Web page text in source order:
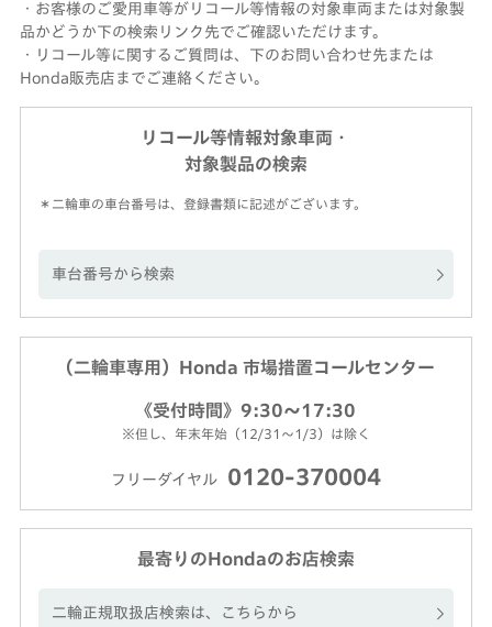
・お客様のご愛用車等がリコール等情報の対象車両または対象製
品かどうか下の検索リンク先でご確認いただけます。
・リコール等に関するご質問は、下のお問い合わせ先または
Honda販売店までご連絡ください。
リコール等情報対象車両・
対象製品の検索
＊二輪車の車台番号は、登録書類に記述がございます。
車台番号から検索
（二輪車専用）Honda 市場措置コールセンター
《受付時間》9:30～17:30
※但し、年末年始（12/31～1/3）は除く
フリーダイヤル 0120-370004
最寄りのHondaのお店検索
二輪正規取扱店検索は、こちらから